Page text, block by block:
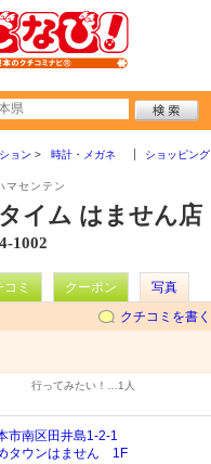
ョン 時計・メガネ ショッピング
マセンテン
イム はません店
1002
コミ クーポン
写真
クチコミを書く
行ってみたい！… 1人
市南区田井島1-2-1
タウンはません 1F